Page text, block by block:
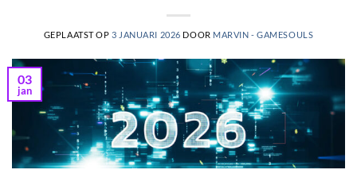
GEPLAATST OP 3 JANUARI 2026 DOOR MARVIN - GAMESOULS
03
jan